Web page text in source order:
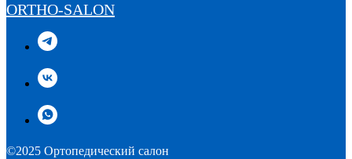
ORTHO-SALON
©2025 Ортопедический салон